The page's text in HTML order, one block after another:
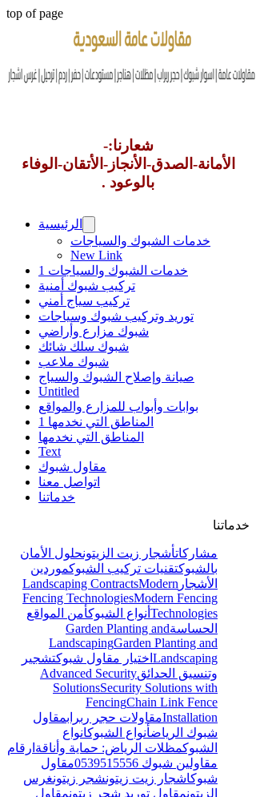
top of page
شعارنا:-
الأمانة-الصدق-الأنجاز-الأتقان-الوفاء
بالوعود .
الرئيسية
خدمات الشبوك والسياجات
New Link
خدمات الشبوك والسياجات 1
تركيب شبوك أمنية
تركيب سياج أمني
توريد وتركيب شبوك وسياجات
شبوك مزارع وأراضي
شبوك سلك شائك
شبوك ملاعب
صيانة وإصلاح الشبوك والسياج
Untitled
بوابات وأبواب للمزارع والمواقع
المناطق التي نخدمها 1
المناطق التي نخدمها
Text
مقاول شبوك
اتواصل معنا
خدماتنا
خدماتنا
مشاركاتأشجار زيت الزيتونحلول الأمان
بالشبوكتقنيات تركيب الشبوكموردين
الأشجار
Landscaping ContractsModern
Fencing TechnologiesModern Fencing
Technologies أنواع الشبوكأمن المواقع
الحساسةGarden Planting and
LandscapingGarden Planting and
Landscaping اختيار مقاول شبوكتشجير
وتنسيق الحدائقAdvanced Security
SolutionsSecurity Solutions with
FencingChain Link Fence
Installationمقاولات حجر ربرابمقاول
شبوك الرياضأنواع الشبوكانواع
الشبوكمظلات الرياض: حماية وأناقة ارقام
مقاولين شبوك 0539515556
مقاول
شبوكاشجار زيت زيتونشجر زيتونغرس
الزيتونمقاول توريد شجر زيتونمقاول